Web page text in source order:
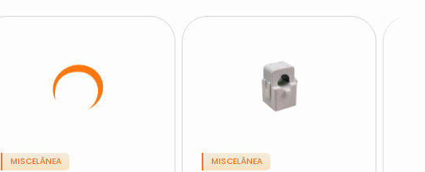
MISCELÂNEA MISCELÂNEA